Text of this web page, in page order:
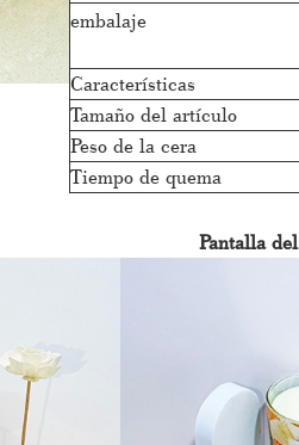
embalaje
Características
Tamaño del artículo
Peso de la cera
Tiempo de quema
Pantalla